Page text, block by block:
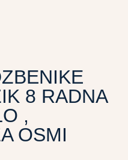
8 RADNA
,
OSMI